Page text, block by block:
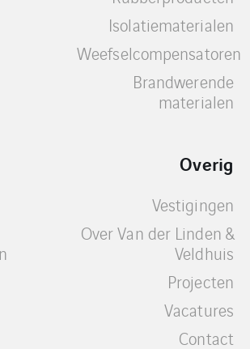
Isolatiematerialen
Weefselcompensatoren
Brandwerende
materialen
Overig
Vestigingen
Over Van der Linden &
Veldhuis
Projecten
Vacatures
Contact